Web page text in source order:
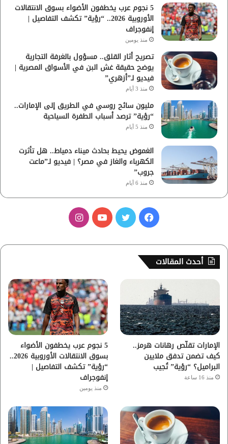
5 نجوم عرب يخطفون الأضواء بسوق الانتقالات
الأوروبية 2026.. “رؤية” تكشف التفاصيل |
إنفوجراف
منذ يومين
تصريح أثار القلق.. مسؤول بالغرفة التجارية
يوضح حقيقة غش البن في الأسواق المصرية |
فيديو لـ”أزهري”
منذ 3 أيام
مليون سائح روسي في الطريق إلى الإمارات..
“رؤية” ترصد أسباب الطفرة السياحية
منذ 5 أيام
الغموض يحيط بحادث ميناء دمياط.. هل تأثرت
الكهرباء والغاز في مصر؟ | فيديو لـ”ماعت
جروب”
منذ 6 أيام
س
ب
ك
ي
و
ب
ت
ق
ر
م
أحدث المقالات
الإمارات تقلّص رهانات هرمز..
كيف تضمن تدفق ملايين
البراميل؟ “رؤية” تُجيب
منذ 16 ساعة
5 نجوم عرب يخطفون الأضواء
بسوق الانتقالات الأوروبية 2026..
“رؤية” تكشف التفاصيل |
إنفوجراف
منذ يومين